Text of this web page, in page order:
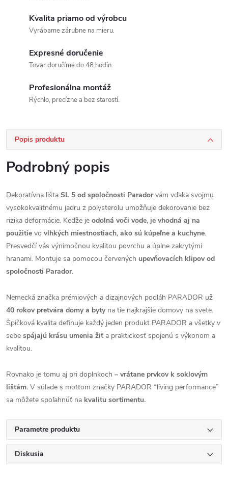
Kvalita priamo od výrobcu
Vyrábame zárubne na mieru.
Expresné doručenie
Tovar doručíme do 48 hodín.
Profesionálna montáž
Rýchlo, precízne a bez starostí.
Popis produktu
Podrobný popis
Dekoratívna lišta SL 5 od spoločnosti Paradorvám vďaka svojmu
vysokokvalitnému jadru z polysterolu umožňuje dekorovanie bez
rizika deformácie. Keďže je odolná voči vode, je vhodná aj na
použitie vo vlhkých miestnostiach, ako sú kúpeľne a kuchyne.
Presvedčí vás výnimočnou kvalitou povrchu a úplne zakrytými
hranami. Montuje sa pomocou červených upevňovacích klipov od
spoločnosti Parador.
Nemecká značka prémiových a dizajnových podláh PARADOR už
40 rokov pretvára domy a byty na tie najkrajšie domovy na svete.
Špičková kvalita definuje každý jeden produkt PARADOR a všetky v
sebe spájajú krásu umenia žiť a praktickosť spojenú s výkonom a
kvalitou.
Rovnako je tomu aj pri doplnkoch – vrátane prvkov k soklovým
lištám. V súlade s mottom značky PARADOR “living performance”
sa môžete spoľahnúť na kvalitu sortimentu.
Parametre produktu
Diskusia